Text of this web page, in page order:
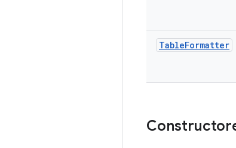
TableFormatter